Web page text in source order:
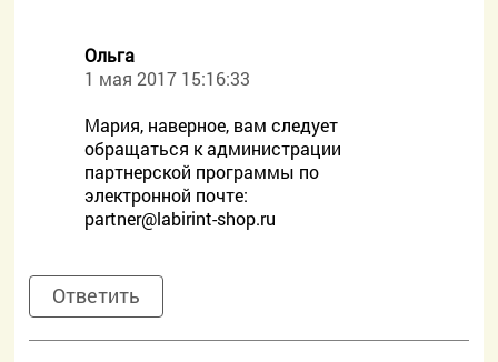
Ольга
1 мая 2017 15:16:33
Мария, наверное, вам следует
обращаться к администрации
партнерской программы по
электронной почте:
partner@labirint-shop.ru
Ответить